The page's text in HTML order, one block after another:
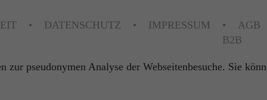
DATENSCHUTZ IMPRESSUM
AGB
B2B
zur pseudonymen Analyse der Webseitenbesuche. Sie